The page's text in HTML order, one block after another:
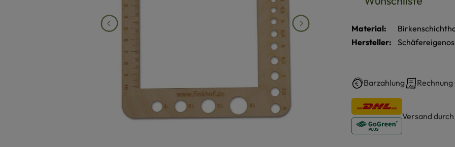
Material:
Hersteller:
Barzahlung Rechnung
Versand